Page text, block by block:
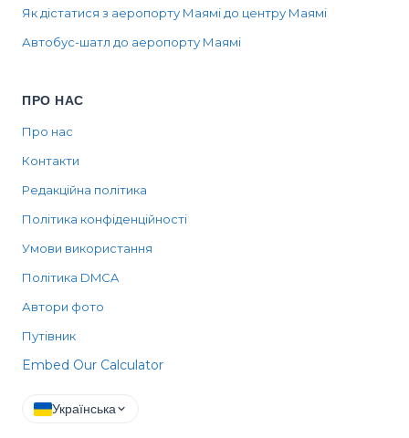
Як дістатися з аеропорту Маямі до центру Маямі
Автобус-шатл до аеропорту Маямі
ПРО НАС
Про нас
Контакти
Редакційна політика
Політика конфіденційності
Умови використання
Політика DMCA
Автори фото
Путівник
Embed Our Calculator
Українська